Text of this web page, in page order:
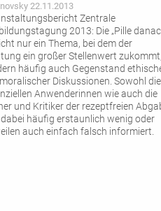
22.11.2013
Zentrale
2013: Die „Pille
nur ein Thema, bei dem der
ein großer Stellenwert zukommt,
häufig auch Gegenstand
Diskussionen. Sowohl die
Anwenderinnen wie auch die
und Kritiker der rezeptfreien
häufig erstaunlich wenig oder
auch einfach falsch informiert.